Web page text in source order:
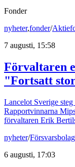
Fonder
nyheter,fonder/
7 augusti, 15:58
Förvaltaren
"Fortsatt
Lancelot Sverige
Rapportvinnarna
förvaltaren Erik
nyheter/Försvarsbolag
6 augusti, 17:03